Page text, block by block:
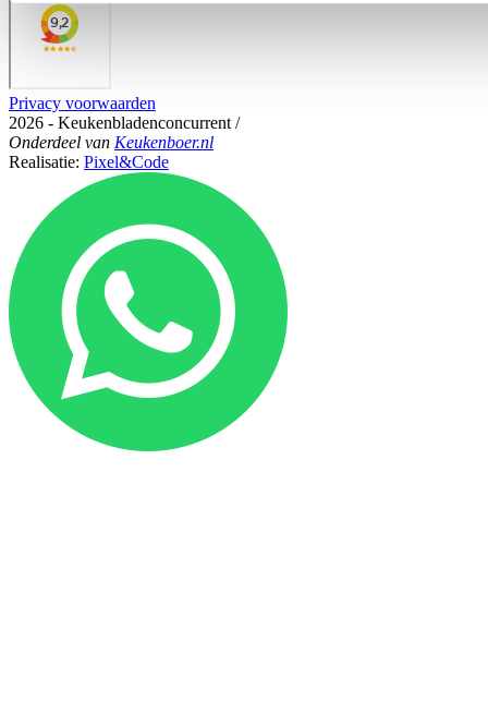
Privacy voorwaarden
2026 - Keukenbladenconcurrent /
Onderdeel van Keukenboer.nl
Realisatie: Pixel&Code